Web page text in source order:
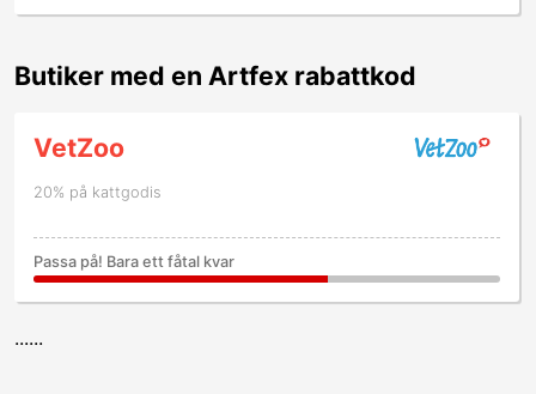
Butiker med en Artfex rabattkod
VetZoo
20% på kattgodis
Passa på! Bara ett fåtal kvar
......